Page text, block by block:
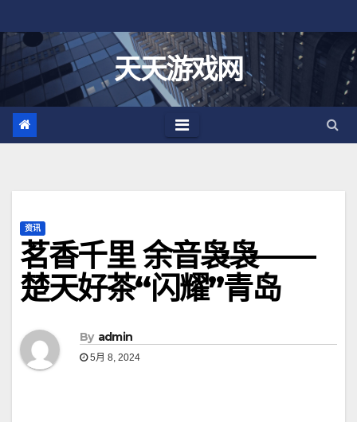
至
天天游戏网
资讯
茗香千里 余音袅袅——
楚天好茶“闪耀”青岛
By admin
5月 8, 2024